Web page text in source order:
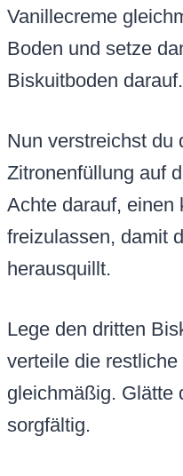
Vanillecreme
Boden und setze
Biskuitboden darauf.
Nun verstreichst du
Zitronenfüllung auf
Achte darauf, einen
freizulassen, damit
herausquillt.
Lege den dritten
verteile die
gleichmäßig. Glätte
sorgfältig.